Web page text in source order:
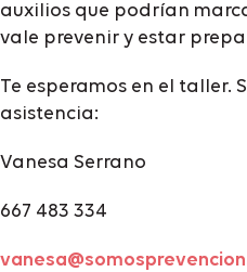
auxilios que podrían
vale prevenir y estar
Te esperamos en el taller.
asistencia:
Vanesa Serrano
667 483 334